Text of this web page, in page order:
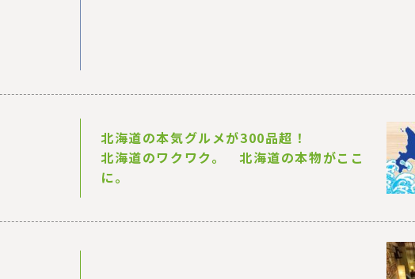
北海道の本気グルメが300品超！
北海道のワクワク。 北海道の本物がここ
に。